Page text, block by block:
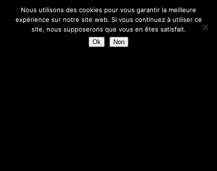
Nous utilisons des cookies pour vous garantir la meilleure
expérience sur notre site web. Si vous continuez à utiliser ce
site, nous supposerons que vous en êtes satisfait.
Ok Non